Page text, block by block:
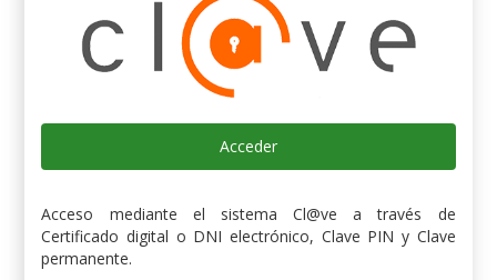
Acceder
Acceso mediante el sistema Cl@ve a través de
Certificado digital o DNI electrónico, Clave PIN y Clave
permanente.